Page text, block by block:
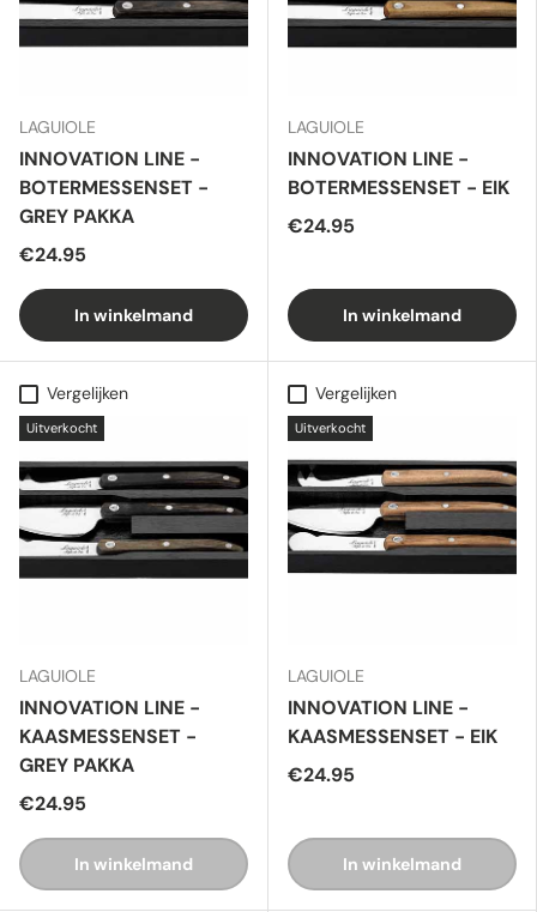
LAGUIOLE
INNOVATION LINE -
BOTERMESSENSET -
GREY PAKKA
€24.95
In winkelmand
LAGUIOLE
INNOVATION LINE -
BOTERMESSENSET - EIK
€24.95
In winkelmand
Vergelijken
Uitverkocht
LAGUIOLE
INNOVATION LINE -
KAASMESSENSET -
GREY PAKKA
€24.95
In winkelmand
Vergelijken
Uitverkocht
LAGUIOLE
INNOVATION LINE -
KAASMESSENSET - EIK
€24.95
In winkelmand